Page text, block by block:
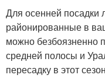
Для осенней посадки
районированные в
можно безбоязненно
средней полосы и
пересадку в этот